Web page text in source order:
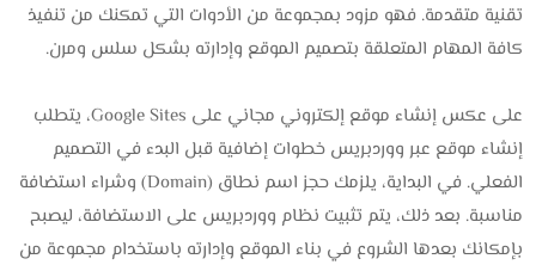
تقنية متقدمة. فهو مزود بمجموعة من الأدوات التي تمكنك من تنفيذ
كافة المهام المتعلقة بتصميم الموقع وإدارته بشكل سلس ومرن.
على عكس إنشاء موقع إلكتروني مجاني على Google Sites، يتطلب
إنشاء موقع عبر ووردبريس خطوات إضافية قبل البدء في التصميم
الفعلي. في البداية، يلزمك حجز اسم نطاق (Domain) وشراء استضافة
مناسبة. بعد ذلك، يتم تثبيت نظام ووردبريس على الاستضافة، ليصبح
بإمكانك بعدها الشروع في بناء الموقع وإدارته باستخدام مجموعة من